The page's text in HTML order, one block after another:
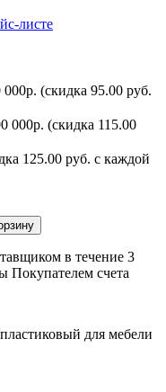
листе
000р. (скидка 95.00 руб.
000р. (скидка 115.00
125.00 руб. с каждой
в течение 3
Покупателем счета
для мебели